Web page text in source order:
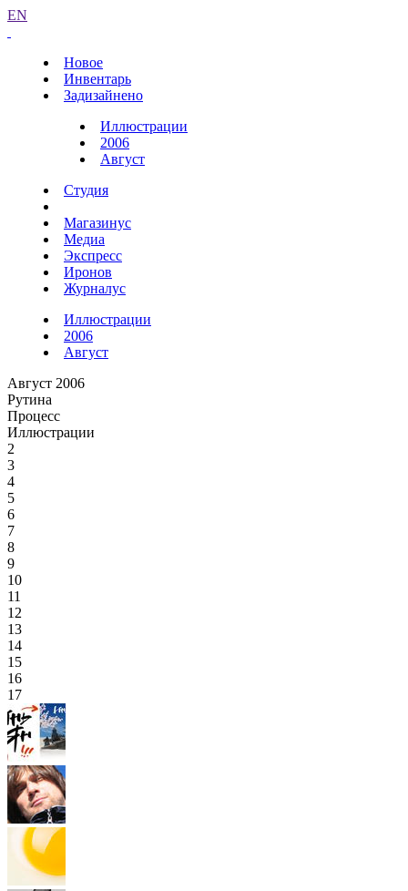
EN
Новое
Инвентарь
Задизайнено
Иллюстрации
2006
Август
Студия
Магазинус
Медиа
Экспресс
Иронов
Журналус
Иллюстрации
2006
Август
Август 2006
Рутина
Процесс
Иллюстрации
2
3
4
5
6
7
8
9
10
11
12
13
14
15
16
17